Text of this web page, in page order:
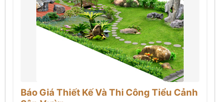
Báo Giá Thiết Kế Và Thi Công Tiểu Cảnh